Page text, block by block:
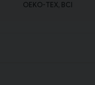
OEKO-TEX, BCI